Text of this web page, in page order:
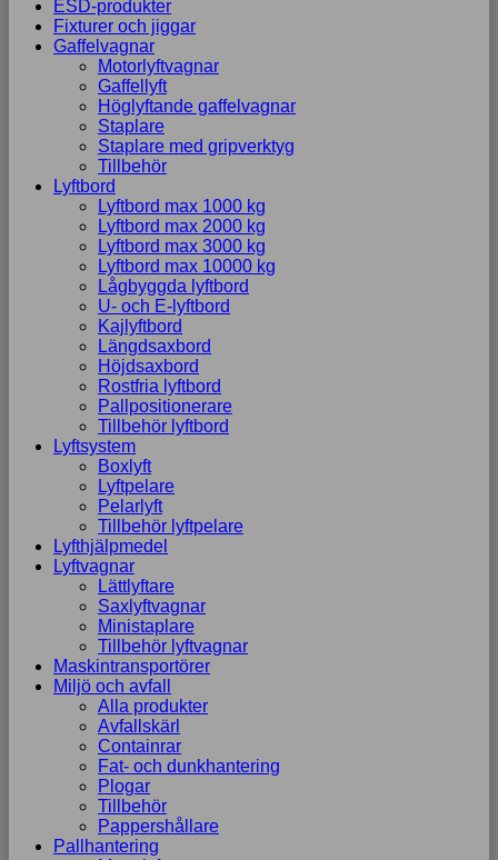
ESD-produkter
Fixturer och jiggar
Gaffelvagnar
Motorlyftvagnar
Gaffellyft
Höglyftande gaffelvagnar
Staplare
Staplare med gripverktyg
Tillbehör
Lyftbord
Lyftbord max 1000 kg
Lyftbord max 2000 kg
Lyftbord max 3000 kg
Lyftbord max 10000 kg
Lågbyggda lyftbord
U- och E-lyftbord
Kajlyftbord
Längdsaxbord
Höjdsaxbord
Rostfria lyftbord
Pallpositionerare
Tillbehör lyftbord
Lyftsystem
Boxlyft
Lyftpelare
Pelarlyft
Tillbehör lyftpelare
Lyfthjälpmedel
Lyftvagnar
Lättlyftare
Saxlyftvagnar
Ministaplare
Tillbehör lyftvagnar
Maskintransportörer
Miljö och avfall
Alla produkter
Avfallskärl
Containrar
Fat- och dunkhantering
Plogar
Tillbehör
Pappershållare
Pallhantering